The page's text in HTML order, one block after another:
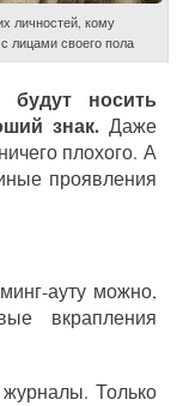
личностей, кому
лицами своего пола
будут носить
знак.Даже
плохого. А
проявления
ауту можно,
вкрапления
Только